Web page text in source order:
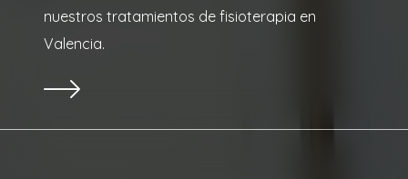
nuestros tratamientos de fisioterapia en
Valencia.